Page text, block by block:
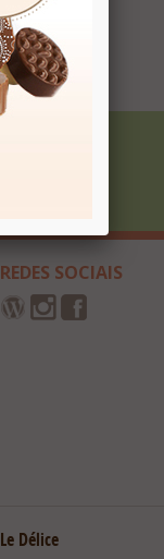
REDES SOCIAIS
Le Délice